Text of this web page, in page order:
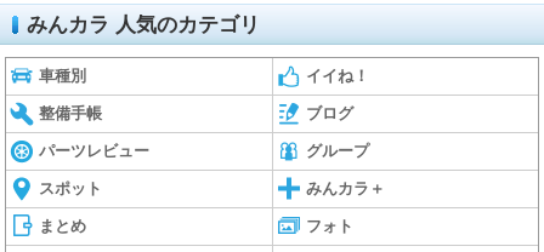
みんカラ 人気のカテゴリ
車種別 イイね！
整備手帳 ブログ
パーツレビュー グループ
スポット みんカラ＋
まとめ フォト